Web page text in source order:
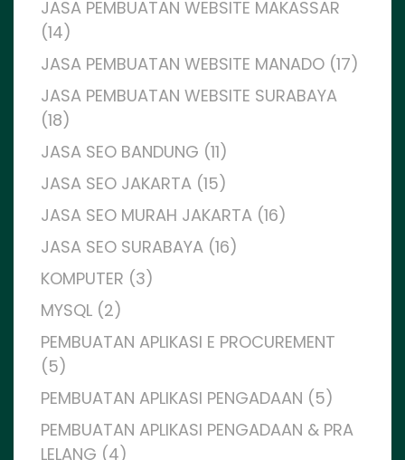
JASA PEMBUATAN WEBSITE MAKASSAR
(14)
JASA PEMBUATAN WEBSITE MANADO (17)
JASA PEMBUATAN WEBSITE SURABAYA
(18)
JASA SEO BANDUNG (11)
JASA SEO JAKARTA (15)
JASA SEO MURAH JAKARTA (16)
JASA SEO SURABAYA (16)
KOMPUTER (3)
MYSQL (2)
PEMBUATAN APLIKASI E PROCUREMENT
(5)
PEMBUATAN APLIKASI PENGADAAN (5)
PEMBUATAN APLIKASI PENGADAAN & PRA
LELANG (4)